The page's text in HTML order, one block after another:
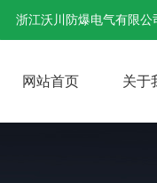
浙江沃川防爆电气有限公
网站首页 关于